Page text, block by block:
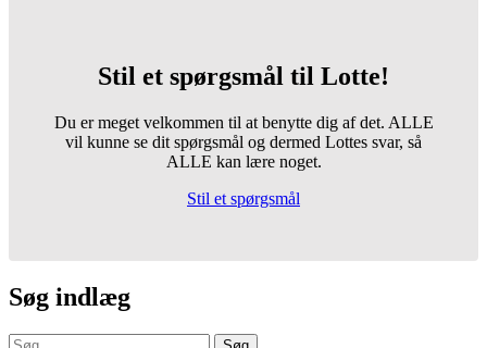
Stil et spørgsmål til Lotte!
Du er meget velkommen til at benytte dig af det. ALLE
vil kunne se dit spørgsmål og dermed Lottes svar, så
ALLE kan lære noget.
Stil et spørgsmål
Søg indlæg